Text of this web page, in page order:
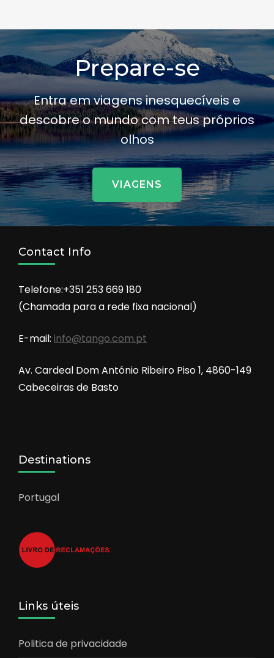
Prepare-se
Entra em viagens inesquecíveis e
descobre o mundo com teus próprios
olhos
VIAGENS
Contact Info
Telefone:+351 253 669 180
(Chamada para a rede fixa nacional)
E-mail: info@tango.com.pt
Av. Cardeal Dom António Ribeiro Piso 1, 4860-149
Cabeceiras de Basto
Destinations
Portugal
Links úteis
Politica de privacidade